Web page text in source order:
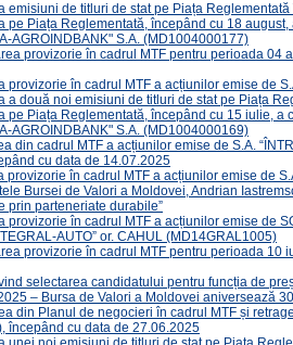
emisiuni de titluri de stat pe Piața
pe Piața Reglementată, începând cu 18
AGROINDBANK" S.A. (MD1004000177)
provizorie în cadrul MTF pentru perioada 04
provizorie în cadrul MTF a acțiunilor emise de
a două noi emisiuni de titluri de stat pe Piața
pe Piața Reglementată, începând cu 15 iulie,
AGROINDBANK" S.A. (MD1004000169)
din cadrul MTF a acțiunilor emise de S.A.
cu data de 14.07.2025
provizorie în cadrul MTF a acțiunilor emise de
Bursei de Valori a Moldovei, Andrian
prin parteneriate durabile”
provizorie în cadrul MTF a acțiunilor emise de
AUTO” or. CAHUL (MD14GRAL1005)
provizorie în cadrul MTF pentru perioada
selectarea candidatului pentru funcția de
– Bursa de Valori a Moldovei aniversează
din Planul de negocieri în cadrul MTF și
începând cu data de 27.06.2025